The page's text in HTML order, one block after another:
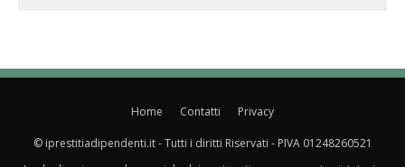
Home Contatti Privacy
© iprestitiadipendenti.it - Tutti i diritti Riservati - PIVA 01248260521